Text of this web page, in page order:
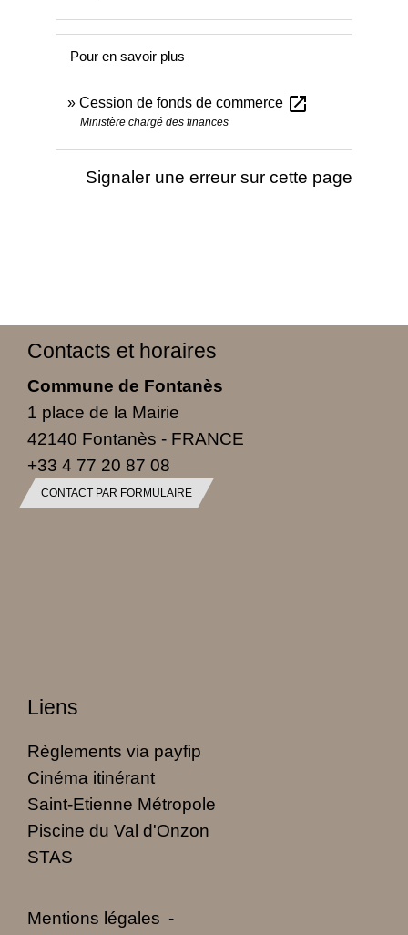
Pour en savoir plus
Cession de fonds de commerce open_in_new
Ministère chargé des finances
Signaler une erreur sur cette page
Contacts et horaires
Commune de Fontanès
1 place de la Mairie
42140 Fontanès - FRANCE
+33 4 77 20 87 08
CONTACT PAR FORMULAIRE
Liens
Règlements via payfip
Cinéma itinérant
Saint-Etienne Métropole
Piscine du Val d'Onzon
STAS
Mentions légales -